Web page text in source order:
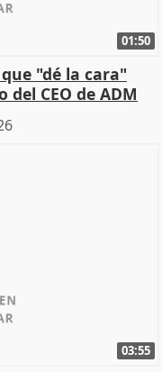
01:50
"dé la cara"
CEO de ADM
03:55